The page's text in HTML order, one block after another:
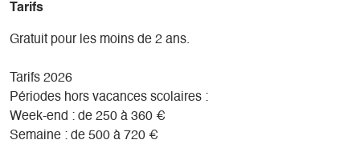
Tarifs
Gratuit pour les moins de 2 ans.
Tarifs 2026
Périodes hors vacances scolaires :
Week-end : de 250 à 360 €
Semaine : de 500 à 720 €